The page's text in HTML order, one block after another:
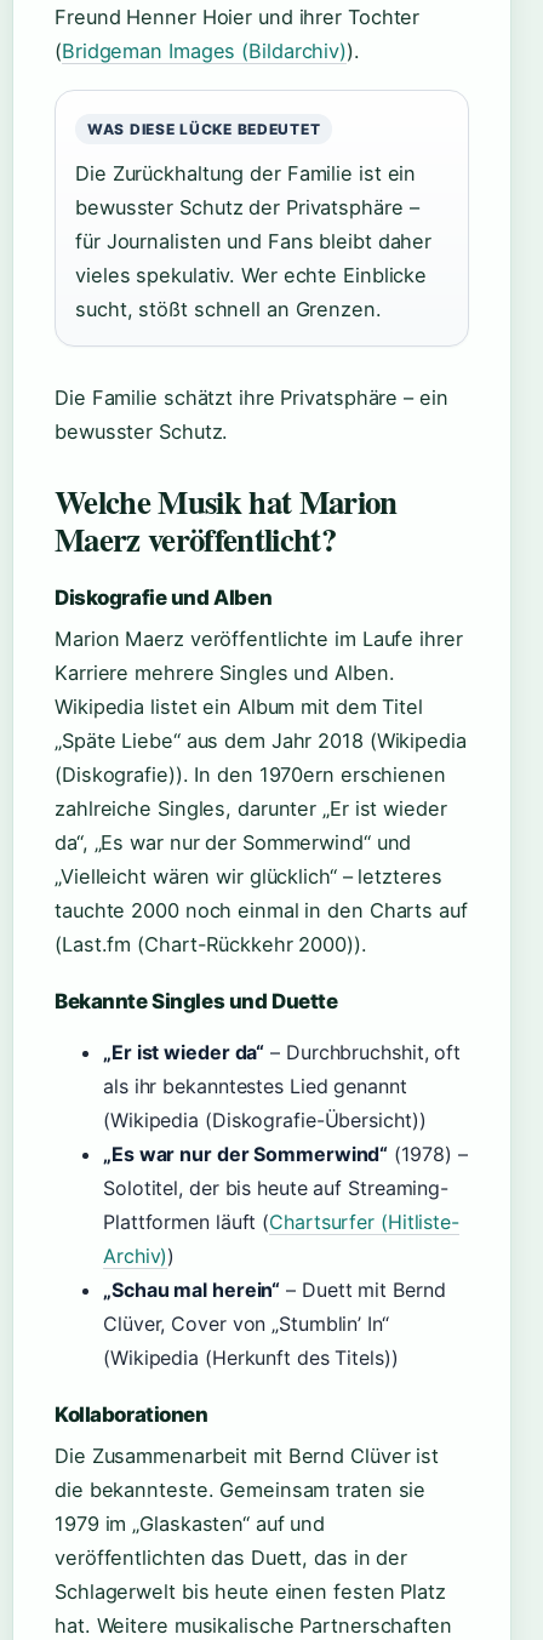
Freund Henner Hoier und ihrer Tochter
(Bridgeman Images (Bildarchiv)).
WAS DIESE LÜCKE BEDEUTET
Die Zurückhaltung der Familie ist ein
bewusster Schutz der Privatsphäre –
für Journalisten und Fans bleibt daher
vieles spekulativ. Wer echte Einblicke
sucht, stößt schnell an Grenzen.
Die Familie schätzt ihre Privatsphäre – ein
bewusster Schutz.
Welche Musik hat Marion
Maerz veröffentlicht?
Diskografie und Alben
Marion Maerz veröffentlichte im Laufe ihrer
Karriere mehrere Singles und Alben.
Wikipedia listet ein Album mit dem Titel
„Späte Liebe“ aus dem Jahr 2018 (Wikipedia
(Diskografie)). In den 1970ern erschienen
zahlreiche Singles, darunter „Er ist wieder
da“, „Es war nur der Sommerwind“ und
„Vielleicht wären wir glücklich“ – letzteres
tauchte 2000 noch einmal in den Charts auf
(Last.fm (Chart-Rückkehr 2000)).
Bekannte Singles und Duette
„Er ist wieder da“ – Durchbruchshit, oft
als ihr bekanntestes Lied genannt
(Wikipedia (Diskografie-Übersicht))
„Es war nur der Sommerwind“ (1978) –
Solotitel, der bis heute auf Streaming-
Plattformen läuft (Chartsurfer (Hitliste-
Archiv))
„Schau mal herein“ – Duett mit Bernd
Clüver, Cover von „Stumblin’ In“
(Wikipedia (Herkunft des Titels))
Kollaborationen
Die Zusammenarbeit mit Bernd Clüver ist
die bekannteste. Gemeinsam traten sie
1979 im „Glaskasten“ auf und
veröffentlichten das Duett, das in der
Schlagerwelt bis heute einen festen Platz
hat. Weitere musikalische Partnerschaften